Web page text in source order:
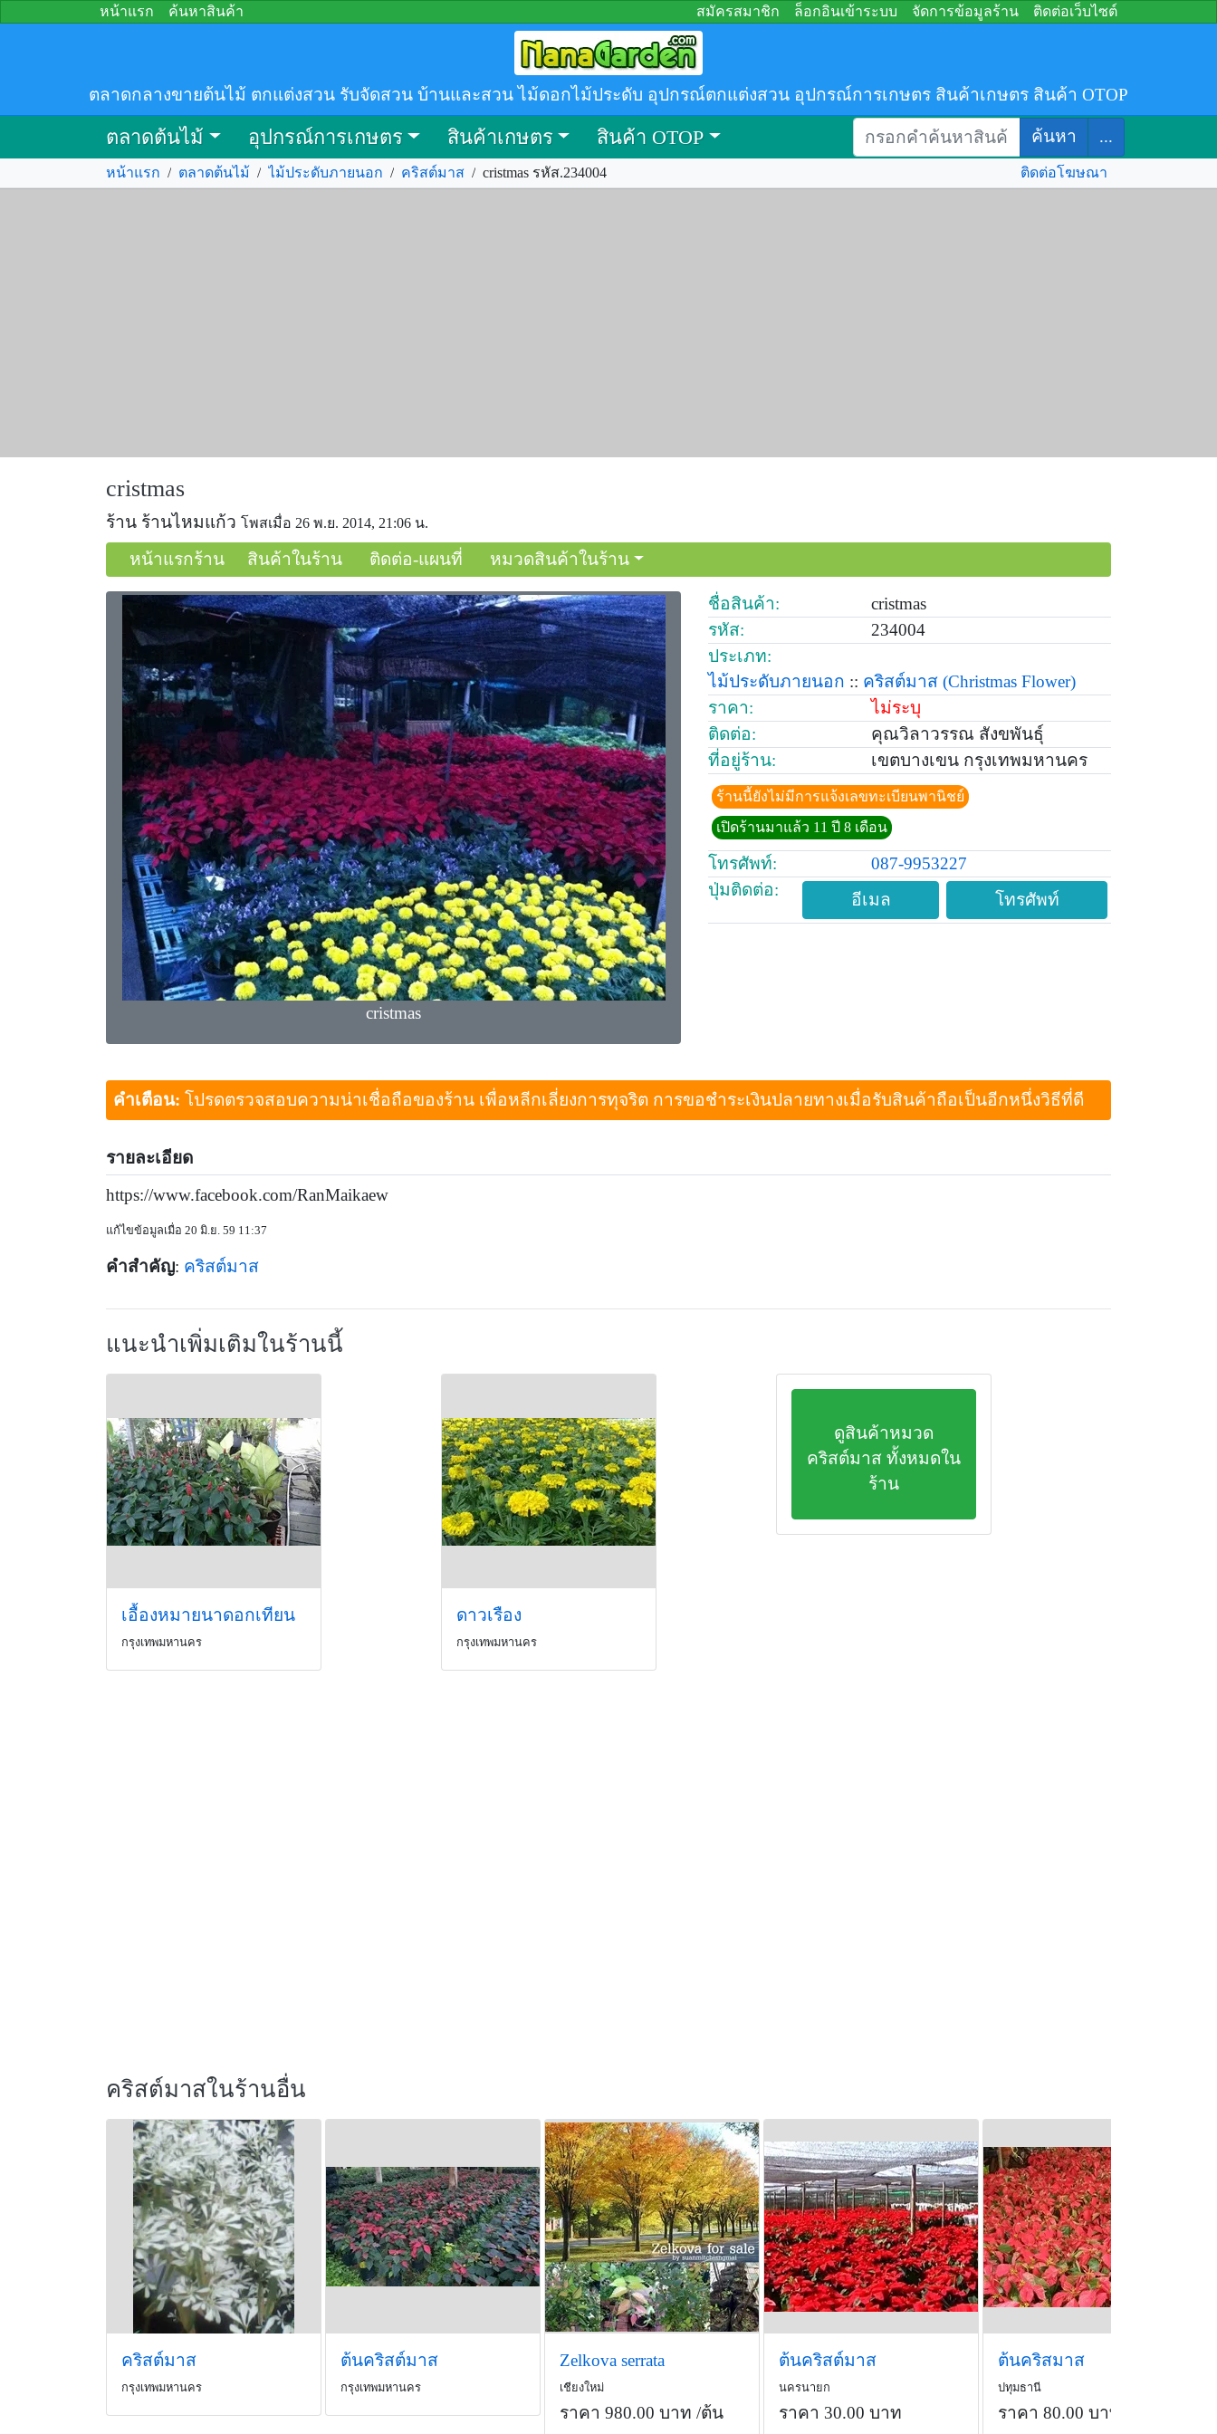
หน้าแรก ค้นหาสินค้า สมัครสมาชิก ล็อกอินเข้าระบบ จัดการข้อมูลร้าน ติดต่อเว็บไซต์
ตลาดกลางขายต้นไม้ ตกแต่งสวน รับจัดสวน บ้านและสวน ไม้ดอกไม้ประดับ อุปกรณ์ตกแต่งสวน อุปกรณ์การเกษตร สินค้าเกษตร สินค้า OTOP
ตลาดต้นไม้ อุปกรณ์การเกษตร สินค้าเกษตร สินค้า OTOP ค้นหา ...
หน้าแรก / ตลาดต้นไม้ / ไม้ประดับภายนอก / คริสต์มาส / cristmas รหัส.234004 ติดต่อโฆษณา
cristmas
ร้าน ร้านไหมแก้ว โพสเมื่อ 26 พ.ย. 2014, 21:06 น.
หน้าแรกร้าน สินค้าในร้าน ติดต่อ-แผนที่ หมวดสินค้าในร้าน
cristmas
ชื่อสินค้า:
cristmas
รหัส:
234004
ประเภท:
ไม้ประดับภายนอก :: คริสต์มาส (Christmas Flower)
ราคา:
ไม่ระบุ
ติดต่อ:
คุณวิลาวรรณ สังขพันธุ์
ที่อยู่ร้าน:
เขตบางเขน กรุงเทพมหานคร
ร้านนี้ยังไม่มีการแจ้งเลขทะเบียนพานิชย์
เปิดร้านมาแล้ว 11 ปี 8 เดือน
โทรศัพท์:
087-9953227
ปุ่มติดต่อ:
อีเมล โทรศัพท์
คำเตือน: โปรดตรวจสอบความน่าเชื่อถือของร้าน เพื่อหลีกเลี่ยงการทุจริต การขอชำระเงินปลายทางเมื่อรับสินค้าถือเป็นอีกหนึ่งวิธีที่ดี
รายละเอียด
https://www.facebook.com/RanMaikaew
แก้ไขข้อมูลเมื่อ 20 มิ.ย. 59 11:37
คำสำคัญ: คริสต์มาส
แนะนำเพิ่มเติมในร้านนี้
เอื้องหมายนาดอกเทียน
กรุงเทพมหานคร
ดาวเรือง
กรุงเทพมหานคร
ดูสินค้าหมวด
คริสต์มาส ทั้งหมดใน
ร้าน
คริสต์มาสในร้านอื่น
คริสต์มาส
กรุงเทพมหานคร
ต้นคริสต์มาส
กรุงเทพมหานคร
Zelkova serrata
เชียงใหม่
ราคา 980.00 บาท /ต้น
ต้นคริสต์มาส
นครนายก
ราคา 30.00 บาท
ต้นคริสมาส
ปทุมธานี
ราคา 80.00 บาท